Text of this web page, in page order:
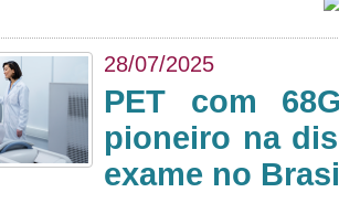
28/07/2025
PET com
pioneiro na
exame no